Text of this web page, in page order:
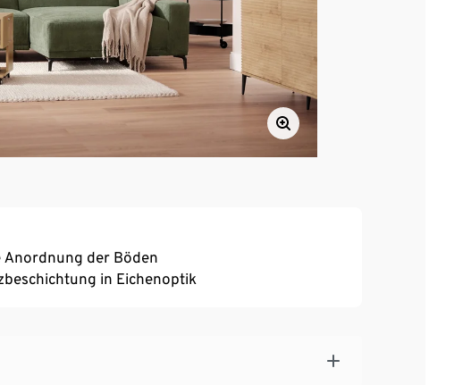
der Böden
in Eichenoptik